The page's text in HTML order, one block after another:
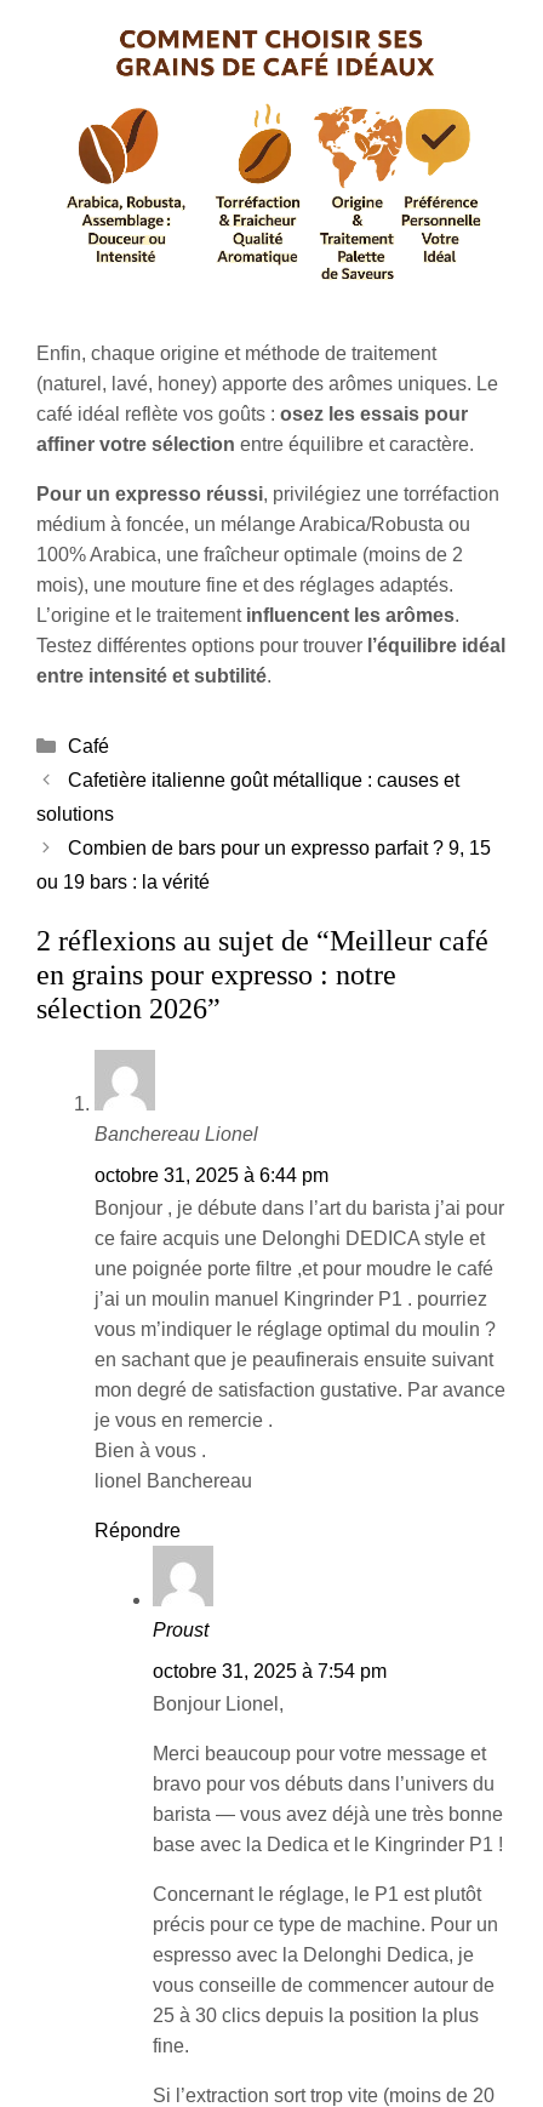
Enfin, chaque origine et méthode de traitement
(naturel, lavé, honey) apporte des arômes uniques. Le
café idéal reflète vos goûts : osez les essais pour
affiner votre sélection entre équilibre et caractère.
Pour un expresso réussi, privilégiez une torréfaction
médium à foncée, un mélange Arabica/Robusta ou
100% Arabica, une fraîcheur optimale (moins de 2
mois), une mouture fine et des réglages adaptés.
L’origine et le traitement influencent les arômes.
Testez différentes options pour trouver l’équilibre idéal
entre intensité et subtilité.
Catégories
Café
Cafetière italienne goût métallique : causes et
solutions
Combien de bars pour un expresso parfait ? 9, 15
ou 19 bars : la vérité
2 réflexions au sujet de “Meilleur café
en grains pour expresso : notre
sélection 2026”
Banchereau Lionel
octobre 31, 2025 à 6:44 pm
Bonjour , je débute dans l’art du barista j’ai pour
ce faire acquis une Delonghi DEDICA style et
une poignée porte filtre ,et pour moudre le café
j’ai un moulin manuel Kingrinder P1 . pourriez
vous m’indiquer le réglage optimal du moulin ?
en sachant que je peaufinerais ensuite suivant
mon degré de satisfaction gustative. Par avance
je vous en remercie .
Bien à vous .
lionel Banchereau
Répondre
Proust
octobre 31, 2025 à 7:54 pm
Bonjour Lionel,
Merci beaucoup pour votre message et
bravo pour vos débuts dans l’univers du
barista — vous avez déjà une très bonne
base avec la Dedica et le Kingrinder P1 !
Concernant le réglage, le P1 est plutôt
précis pour ce type de machine. Pour un
espresso avec la Delonghi Dedica, je
vous conseille de commencer autour de
25 à 30 clics depuis la position la plus
fine.
Si l’extraction sort trop vite (moins de 20